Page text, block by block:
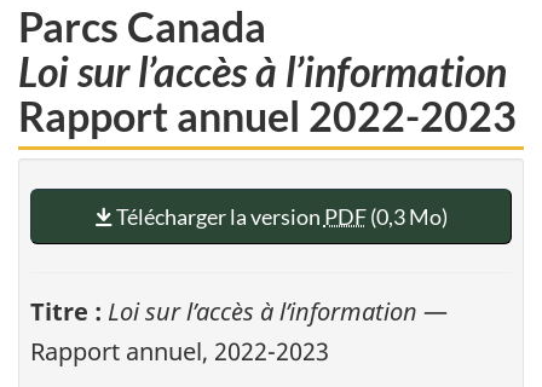
Parcs Canada
Loi sur l’accès à l’information
Rapport annuel 2022-2023
Télécharger la version PDF(0,3 Mo)
Titre : Loi sur l’accès à l’information —
Rapport annuel, 2022-2023